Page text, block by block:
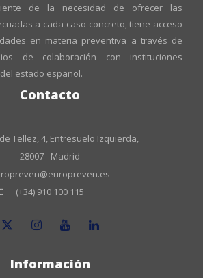
de la necesidad de ofrecer las
a cada caso concreto, tiene acceso
en materia preventiva a través de
de colaboración con instituciones
estado español.
Contacto
Tellez, 4, Entresuelo Izquierda,
28007 - Madrid
(+34) 910 100 115
Información